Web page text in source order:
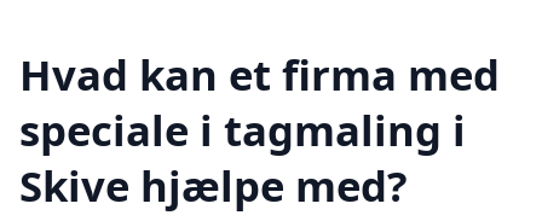
Hvad kan et firma med
speciale i tagmaling i
Skive hjælpe med?